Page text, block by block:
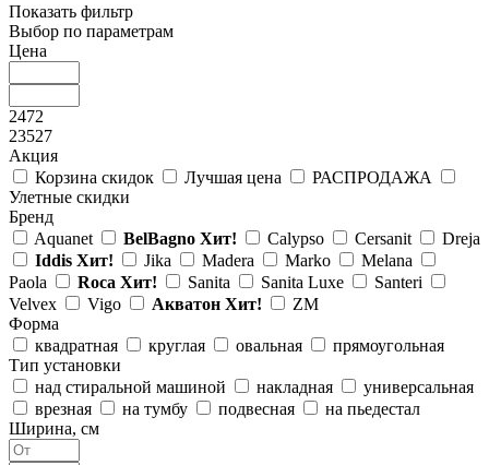
Показать фильтр
Выбор по параметрам
Цена
2472
23527
Акция
Корзина скидок
Лучшая цена
РАСПРОДАЖА
Улетные скидки
Бренд
Aquanet
BelBagno Хит! Calypso Cersanit
Dreja
Iddis Хит! Jika Madera Marko
Melana
Paola
Roca Хит! Sanita Sanita Luxe
Santeri
Velvex
Vigo Акватон Хит!
ZM
Форма
квадратная
круглая овальная
прямоугольная
Тип установки
над стиральной машиной
накладная
универсальная
врезная
на тумбу подвесная
на пьедестал
Ширина, см